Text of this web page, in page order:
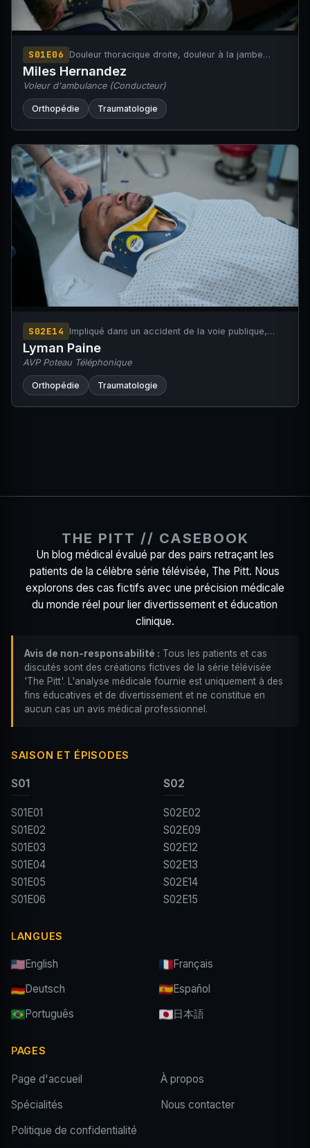
S01E06
Douleur thoracique droite, douleur à la jambe
gauche et dyspnée suite à un accident de la voie
publique (ambulance contre un arbre).
Miles Hernandez
Voleur d'ambulance (Conducteur)
Orthopédie Traumatologie
S02E14
Impliqué dans un accident de la voie publique,
seul en cause, avec choc frontal contre un poteau
téléphonique.
Lyman Paine
AVP Poteau Téléphonique
Orthopédie Traumatologie
THE PITT // CASEBOOK
Un blog médical évalué par des pairs retraçant les
patients de la célèbre série télévisée, The Pitt. Nous
explorons des cas fictifs avec une précision médicale
du monde réel pour lier divertissement et éducation
clinique.
Avis de non-responsabilité : Tous les patients et cas
discutés sont des créations fictives de la série télévisée
'The Pitt'. L'analyse médicale fournie est uniquement à des
fins éducatives et de divertissement et ne constitue en
aucun cas un avis médical professionnel.
SAISON ET ÉPISODES
S01
S01E01
S01E02
S01E03
S01E04
S01E05
S01E06
S02
S02E02
S02E09
S02E12
S02E13
S02E14
S02E15
LANGUES
English
Français
Deutsch
Español
Português
日本語
PAGES
Page d'accueil
À propos
Spécialités
Nous contacter
Politique de confidentialité